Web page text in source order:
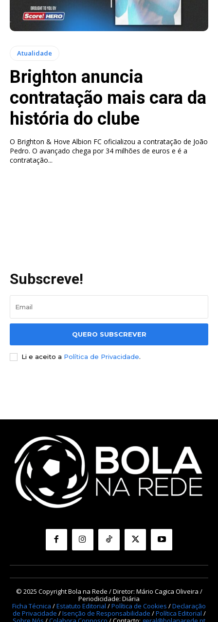
Atualidade
Brighton anuncia
contratação mais cara da
história do clube
O Brighton & Hove Albion FC oficializou a contratação de João
Pedro. O avançado chega por 34 milhões de euros e é a
contratação...
Subscreve!
QUERO SUBSCREVER
Li e aceito a Política de Privacidade.
© 2025 Copyright Bola na Rede / Diretor: Mário Cagica Oliveira /
Periodicidade: Diária
Ficha Técnica /Estatuto Editorial /Política de Cookies /Declaração
de Privacidade /Isenção de Responsabilidade /Política Editorial /